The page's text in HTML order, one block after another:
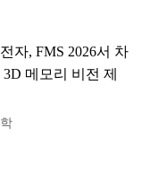
자, FMS 2026서 차
메모리 비전 제